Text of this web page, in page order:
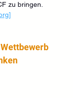
zu bringen.
]